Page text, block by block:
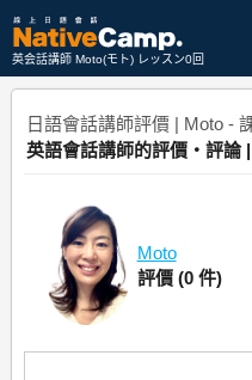
英会話講師 Moto(モト) レッスン0回
日語會話講師評價 | Moto -
英語會話講師的評價・評論
Moto
評價 (0 件)